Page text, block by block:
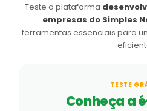
Teste a plataforma
empresas do Simples
ferramentas essenciais para
TESTE
Conheça a